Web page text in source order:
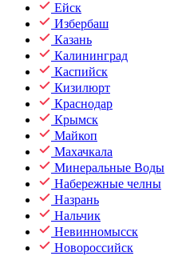
Ейск
Избербаш
Казань
Калининград
Каспийск
Кизилюрт
Краснодар
Крымск
Майкоп
Махачкала
Минеральные Воды
Набережные челны
Назрань
Нальчик
Невинномысск
Новороссийск